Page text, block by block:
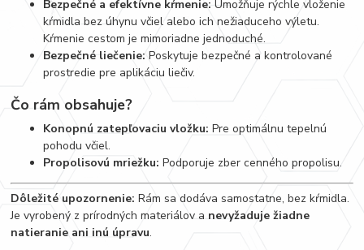
Bezpečné a efektívne kŕmenie: Umožňuje rýchle vloženie
kŕmidla bez úhynu včiel alebo ich nežiaduceho výletu.
Kŕmenie cestom je mimoriadne jednoduché.
Bezpečné liečenie: Poskytuje bezpečné a kontrolované
prostredie pre aplikáciu liečiv.
Čo rám obsahuje?
Konopnú zatepľovaciu vložku: Pre optimálnu tepelnú
pohodu včiel.
Propolisovú mriežku: Podporuje zber cenného propolisu.
Dôležité upozornenie: Rám sa dodáva samostatne, bez kŕmidla.
Je vyrobený z prírodných materiálov a nevyžaduje žiadne
natieranie ani inú úpravu.